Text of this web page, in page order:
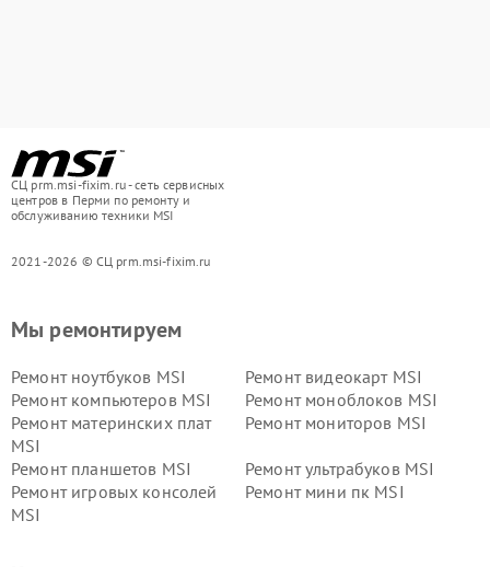
СЦ prm.msi-fixim.ru - сеть сервисных
центров в Перми по ремонту и
обслуживанию техники MSI
2021-2026 © СЦ prm.msi-fixim.ru
Мы ремонтируем
Ремонт ноутбуков MSI
Ремонт видеокарт MSI
Ремонт компьютеров MSI
Ремонт моноблоков MSI
Ремонт материнских плат
MSI
Ремонт мониторов MSI
Ремонт планшетов MSI
Ремонт ультрабуков MSI
Ремонт игровых консолей
MSI
Ремонт мини пк MSI